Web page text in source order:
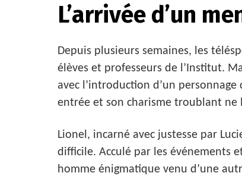
L’arrivée d’un
Depuis plusieurs semaines, les
élèves et professeurs de l’Institut.
avec l’introduction d’un
entrée et son charisme troublant ne
Lionel, incarné avec justesse par
difficile. Acculé par les événements
homme énigmatique venu d’une